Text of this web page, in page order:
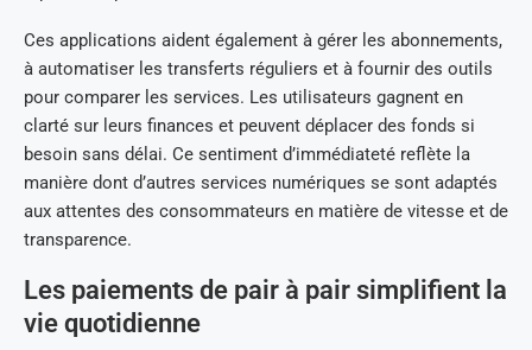
Ces applications aident également à gérer les abonnements,
à automatiser les transferts réguliers et à fournir des outils
pour comparer les services. Les utilisateurs gagnent en
clarté sur leurs finances et peuvent déplacer des fonds si
besoin sans délai. Ce sentiment d’immédiateté reflète la
manière dont d’autres services numériques se sont adaptés
aux attentes des consommateurs en matière de vitesse et de
transparence.
Les paiements de pair à pair simplifient la
vie quotidienne